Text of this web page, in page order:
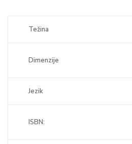
Težina
Dimenzije
Jezik
ISBN: